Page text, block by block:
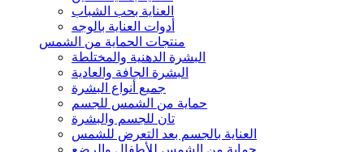
العناية بحب الشباب
أدوات العناية بالوجه
منتجات الحماية من الشمس
البشرة الدهنية والمختلطة
البشرة الجافة والعادية
جميع أنواع البشرة
حماية من الشمس للجسم
تان للجسم والبشرة
العناية بالجسم بعد التعرض للشمس
حماية من الشمس للأطفال والرضع